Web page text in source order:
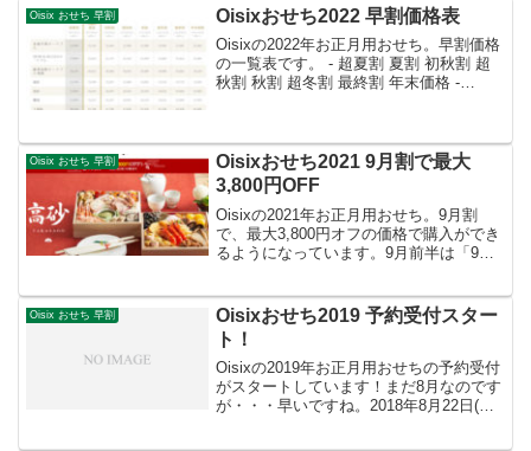
Oisix おせち 早割 Oisixおせち2022 早割価格表
Oisixの2022年お正月用おせち。早割価格
の一覧表です。 - 超夏割 夏割 初秋割 超
秋割 秋割 超冬割 最終割 年末価格 -
Oisix おせち 早割
Oisixおせち2021 9月割で最大
3,800円OFF
Oisixの2021年お正月用おせち。9月割
で、最大3,800円オフの価格で購入ができ
るようになっています。9月前半は「9月
で販売価格 おせ...
Oisix おせち 早割
Oisixおせち2019 予約受付スター
ト！
Oisixの2019年お正月用おせちの予約受付
がスタートしています！まだ8月なのです
が・・・早いですね。2018年8月22日(水)